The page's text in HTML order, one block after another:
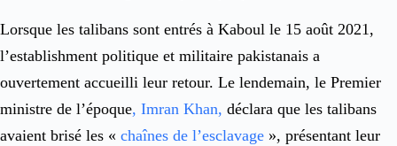
Lorsque les talibans sont entrés à Kaboul le 15 août 2021,
l’establishment politique et militaire pakistanais a
ouvertement accueilli leur retour. Le lendemain, le Premier
ministre de l’époque, Imran Khan, déclara que les talibans
avaient brisé les « chaînes de l’esclavage », présentant leur